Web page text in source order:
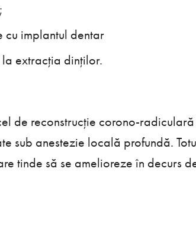
cu implantul dentar
extracția dinților.
de reconstrucție corono-radiculară
sub anestezie locală profundă.
tinde să se amelioreze în decurs